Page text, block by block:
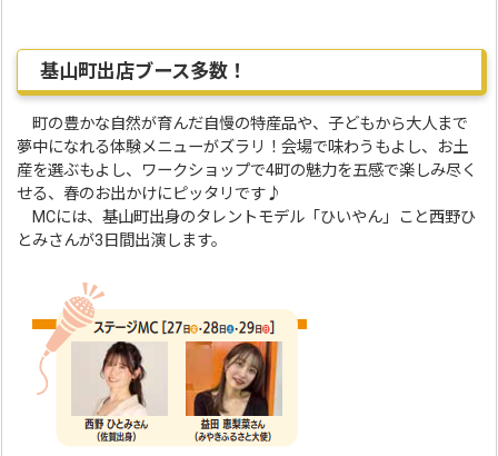
基山町出店ブース多数！
町の豊かな自然が育んだ自慢の特産品や、子どもから大人まで
夢中になれる体験メニューがズラリ！会場で味わうもよし、お土
産を選ぶもよし、ワークショップで4町の魅力を五感で楽しみ尽く
せる、春のお出かけにピッタリです♪
MCには、基山町出身のタレントモデル「ひいやん」こと西野ひ
とみさんが3日間出演します。